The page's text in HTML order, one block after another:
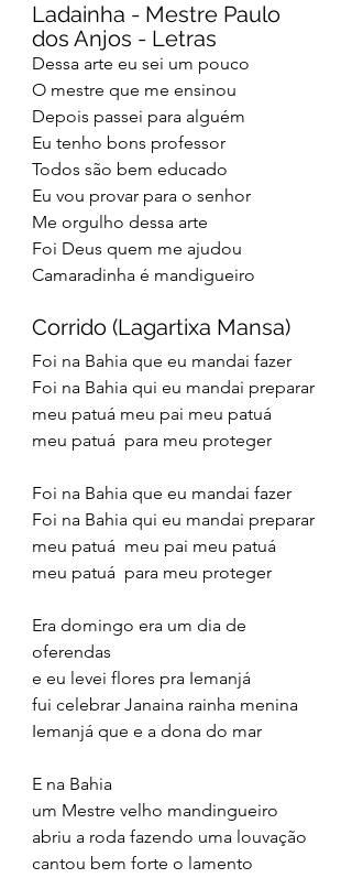
Ladainha - Mestre Paulo
dos Anjos - Letras
Dessa arte eu sei um pouco
O mestre que me ensinou
Depois passei para alguém
Eu tenho bons professor
Todos são bem educado
Eu vou provar para o senhor
Me orgulho dessa arte
Foi Deus quem me ajudou
Camaradinha é mandigueiro
Corrido (Lagartixa Mansa)
Foi na Bahia que eu mandai fazer
Foi na Bahia qui eu mandai preparar
meu patuá meu pai meu patuá
meu patuá  para meu proteger
Foi na Bahia que eu mandai fazer
Foi na Bahia qui eu mandai preparar
meu patuá  meu pai meu patuá
meu patuá  para meu proteger
Era domingo era um dia de
oferendas
e eu levei flores pra Iemanjá
fui celebrar Janaina rainha menina
Iemanjá que e a dona do mar
E na Bahia
um Mestre velho mandingueiro
abriu a roda fazendo uma louvação
cantou bem forte o lamento